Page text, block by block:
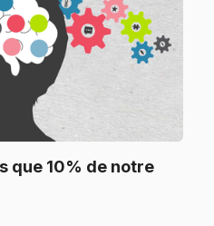
que 10% de notre